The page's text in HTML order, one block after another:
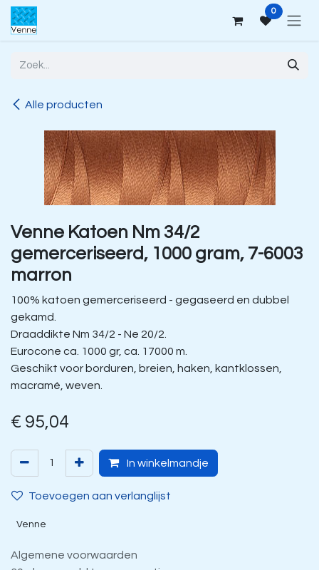
Overslaan naar inhoud 0
Alle producten
Venne Katoen Nm 34/2
gemerceriseerd, 1000 gram, 7-6003
marron
100% katoen gemerceriseerd - gegaseerd en dubbel
gekamd.
Draaddikte Nm 34/2 - Ne 20/2.
Eurocone ca. 1000 gr, ca. 17000 m.
Geschikt voor borduren, breien, haken, kantklossen,
macramé, weven.
€ 95,04
In winkelmandje
Toevoegen aan verlanglijst
Venne
Algemene voorwaarden